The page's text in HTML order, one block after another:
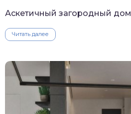
Аскетичный загородный дом
Читать далее